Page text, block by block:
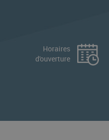
Horaires
d'ouverture